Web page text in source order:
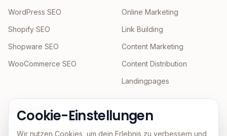
WordPress SEO
Shopify SEO
Shopware SEO
WooCommerce SEO
Online Marketing
Link Building
Content Marketing
Content Distribution
Landingpages
KI & Agentic
GEO
Cookie-Einstellungen
Wir nutzen Cookies, um dein Erlebnis zu verbessern und